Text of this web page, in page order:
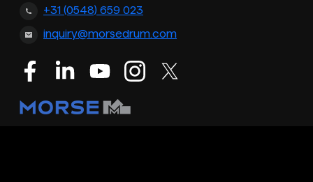
+31 (0548) 659 023
inquiry@morsedrum.com